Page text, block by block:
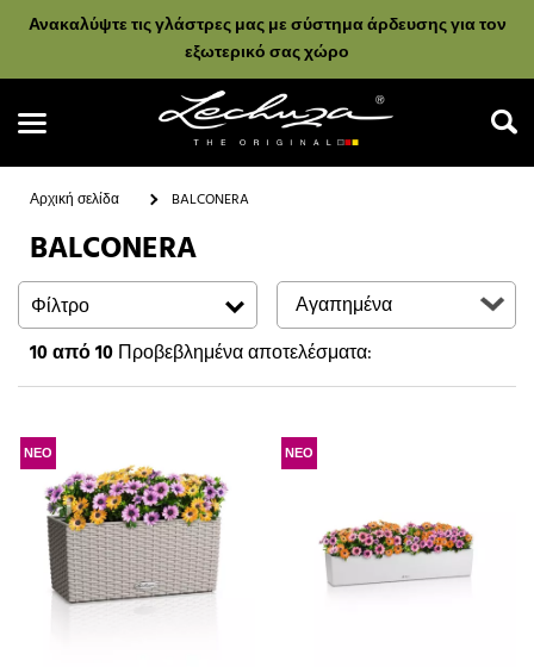
Ανακαλύψτε τις γλάστρες μας με σύστημα άρδευσης για τον
εξωτερικό σας χώρο
Αναζήτηση
Αρχική σελίδα BALCONERA
BALCONERA
Φίλτρο
10από 10Προβεβλημένα αποτελέσματα:
ΝΕΟ ΝΕΟ